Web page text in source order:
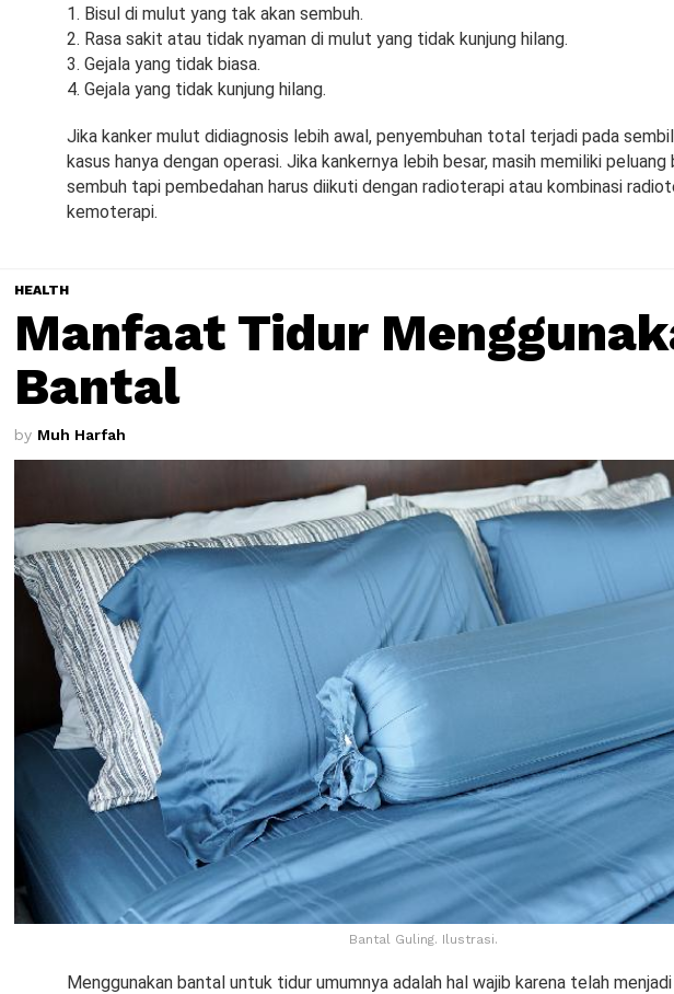
1. Bisul di mulut yang tak akan sembuh.
2. Rasa sakit atau tidak nyaman di mulut yang tidak kunjung hilang.
3. Gejala yang tidak biasa.
4. Gejala yang tidak kunjung hilang.
Jika kanker mulut didiagnosis lebih awal, penyembuhan total terjadi pada
kasus hanya dengan operasi. Jika kankernya lebih besar, masih memiliki
sembuh tapi pembedahan harus diikuti dengan radioterapi atau kombinasi
kemoterapi.
HEALTH
Manfaat Tidur
Bantal
by Muh Harfah
Bantal Guling. Ilustrasi.
Menggunakan bantal untuk tidur umumnya adalah hal wajib karena telah